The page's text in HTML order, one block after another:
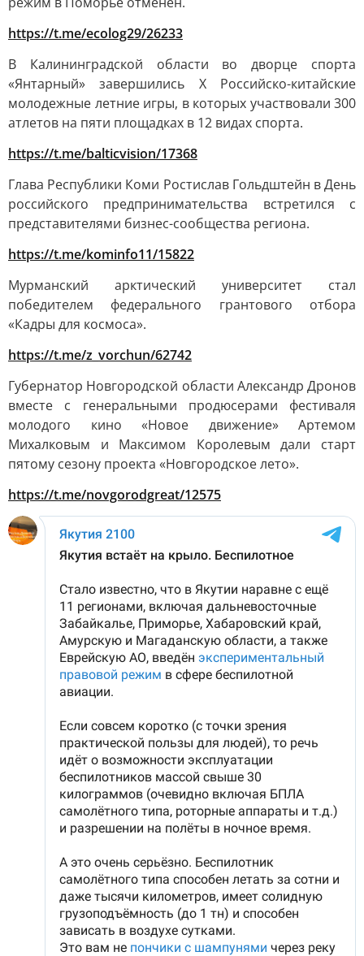
https://t.me/ecolog29/26233
В Калининградской области во дворце спорта
«Янтарный» завершились X Российско-китайские
молодежные летние игры, в которых участвовали 300
атлетов на пяти площадках в 12 видах спорта.
https://t.me/balticvision/17368
Глава Республики Коми Ростислав Гольдштейн в День
российского предпринимательства встретился с
представителями бизнес-сообщества региона.
https://t.me/kominfo11/15822
Мурманский арктический университет стал
победителем федерального грантового отбора
«Кадры для космоса».
https://t.me/z_vorchun/62742
Губернатор Новгородской области Александр Дронов
вместе с генеральными продюсерами фестиваля
молодого кино «Новое движение» Артемом
Михалковым и Максимом Королевым дали старт
пятому сезону проекта «Новгородское лето».
https://t.me/novgorodgreat/12575